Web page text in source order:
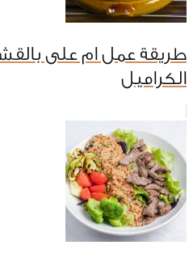
طريقة عمل ام على
الكراميل